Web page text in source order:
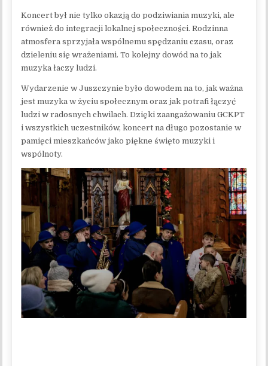
Koncert był nie tylko okazją do podziwiania muzyki, ale
również do integracji lokalnej społeczności. Rodzinna
atmosfera sprzyjała wspólnemu spędzaniu czasu, oraz
dzieleniu się wrażeniami. To kolejny dowód na to jak
muzyka łaczy ludzi.
Wydarzenie w Juszczynie było dowodem na to, jak ważna
jest muzyka w życiu społecznym oraz jak potrafi łączyć
ludzi w radosnych chwilach. Dzięki zaangażowaniu GCKPT
i wszystkich uczestników, koncert na długo pozostanie w
pamięci mieszkańców jako piękne święto muzyki i
wspólnoty.